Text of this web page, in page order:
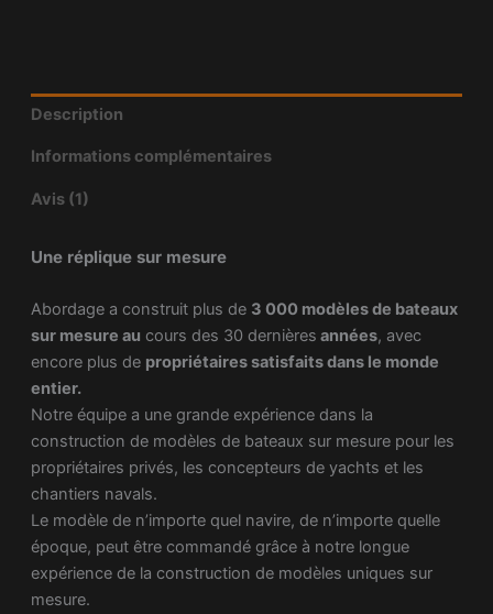
Description
Informations complémentaires
Avis (1)
Une réplique sur mesure
Abordage a construit plus de 3 000 modèles de bateaux
sur mesure au cours des 30 dernières années, avec
encore plus de propriétaires satisfaits dans le monde
entier.
Notre équipe a une grande expérience dans la
construction de modèles de bateaux sur mesure pour les
propriétaires privés, les concepteurs de yachts et les
chantiers navals.
Le modèle de n’importe quel navire, de n’importe quelle
époque, peut être commandé grâce à notre longue
expérience de la construction de modèles uniques sur
mesure.